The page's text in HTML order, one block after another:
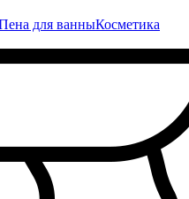
для ванныКосметика